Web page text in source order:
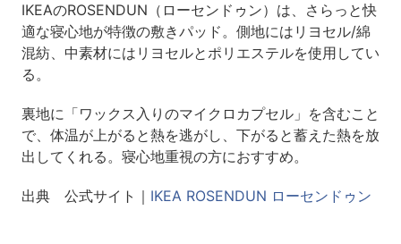
IKEAのROSENDUN（ローセンドゥン）は、さらっと快
適な寝心地が特徴の敷きパッド。側地にはリヨセル/綿
混紡、中素材にはリヨセルとポリエステルを使用してい
る。
裏地に「ワックス入りのマイクロカプセル」を含むこと
で、体温が上がると熱を逃がし、下がると蓄えた熱を放
出してくれる。寝心地重視の方におすすめ。
出典 公式サイト｜ IKEA ROSENDUN ローセンドゥン